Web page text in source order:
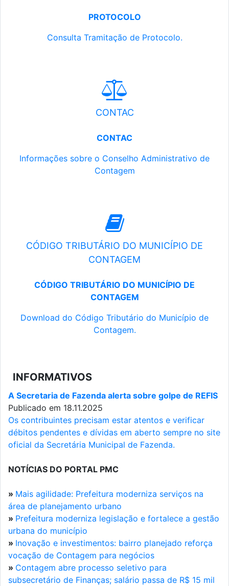
PROTOCOLO
Consulta Tramitação de Protocolo.
CONTAC
CONTAC
Informações sobre o Conselho Administrativo de
Contagem
CÓDIGO TRIBUTÁRIO DO MUNICÍPIO DE
CONTAGEM
CÓDIGO TRIBUTÁRIO DO MUNICÍPIO DE
CONTAGEM
Download do Código Tributário do Município de
Contagem.
INFORMATIVOS
A Secretaria de Fazenda alerta sobre golpe de REFIS
Publicado em 18.11.2025
Os contribuintes precisam estar atentos e verificar
débitos pendentes e dívidas em aberto sempre no site
oficial da Secretária Municipal de Fazenda.
NOTÍCIAS DO PORTAL PMC
» Mais agilidade: Prefeitura moderniza serviços na
área de planejamento urbano
» Prefeitura moderniza legislação e fortalece a gestão
urbana do município
» Inovação e investimentos: bairro planejado reforça
vocação de Contagem para negócios
» Contagem abre processo seletivo para
subsecretário de Finanças; salário passa de R$ 15 mil